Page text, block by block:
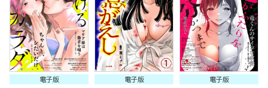
電子版
電子版
電子版